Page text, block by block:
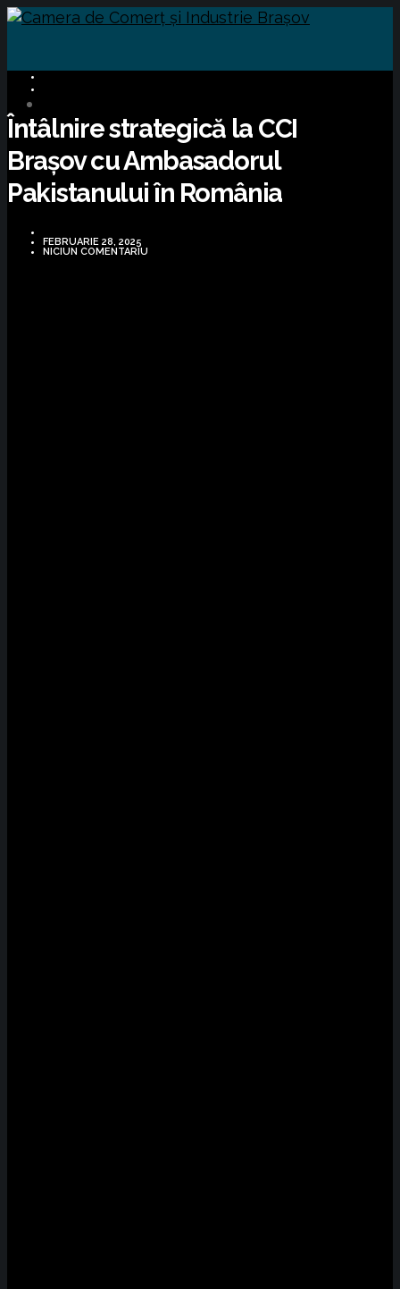
Întâlnire strategică la CCI
Brașov cu Ambasadorul
Pakistanului în România
FEBRUARIE 28, 2025
NICIUN COMENTARIU